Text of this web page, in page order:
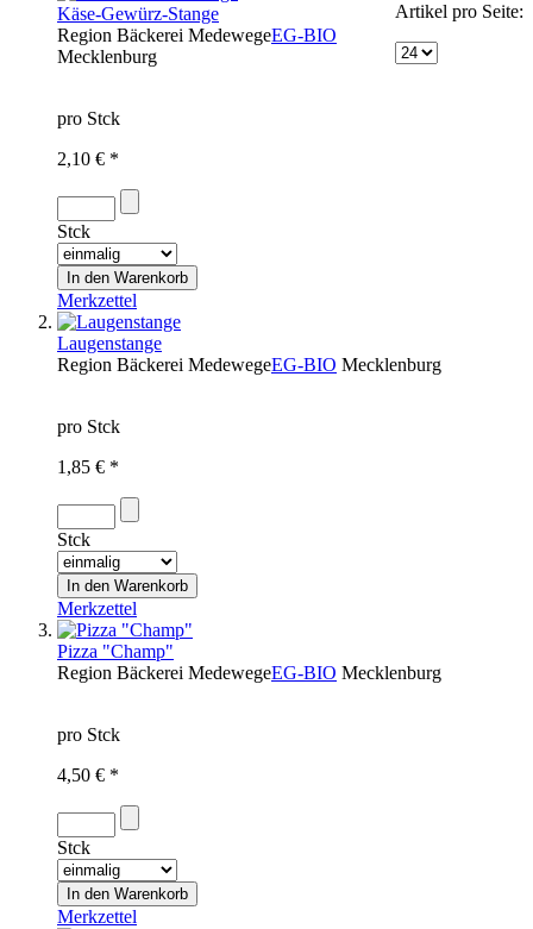
Artikel pro Seite:
Käse-Gewürz-Stange
Region Bäckerei MedewegeEG-BIO
Mecklenburg
pro Stck
2,10 € *
Stck
Merkzettel
Laugenstange
Region Bäckerei MedewegeEG-BIO Mecklenburg
pro Stck
1,85 € *
Stck
Merkzettel
Pizza "Champ"
Region Bäckerei MedewegeEG-BIO Mecklenburg
pro Stck
4,50 € *
Stck
Merkzettel